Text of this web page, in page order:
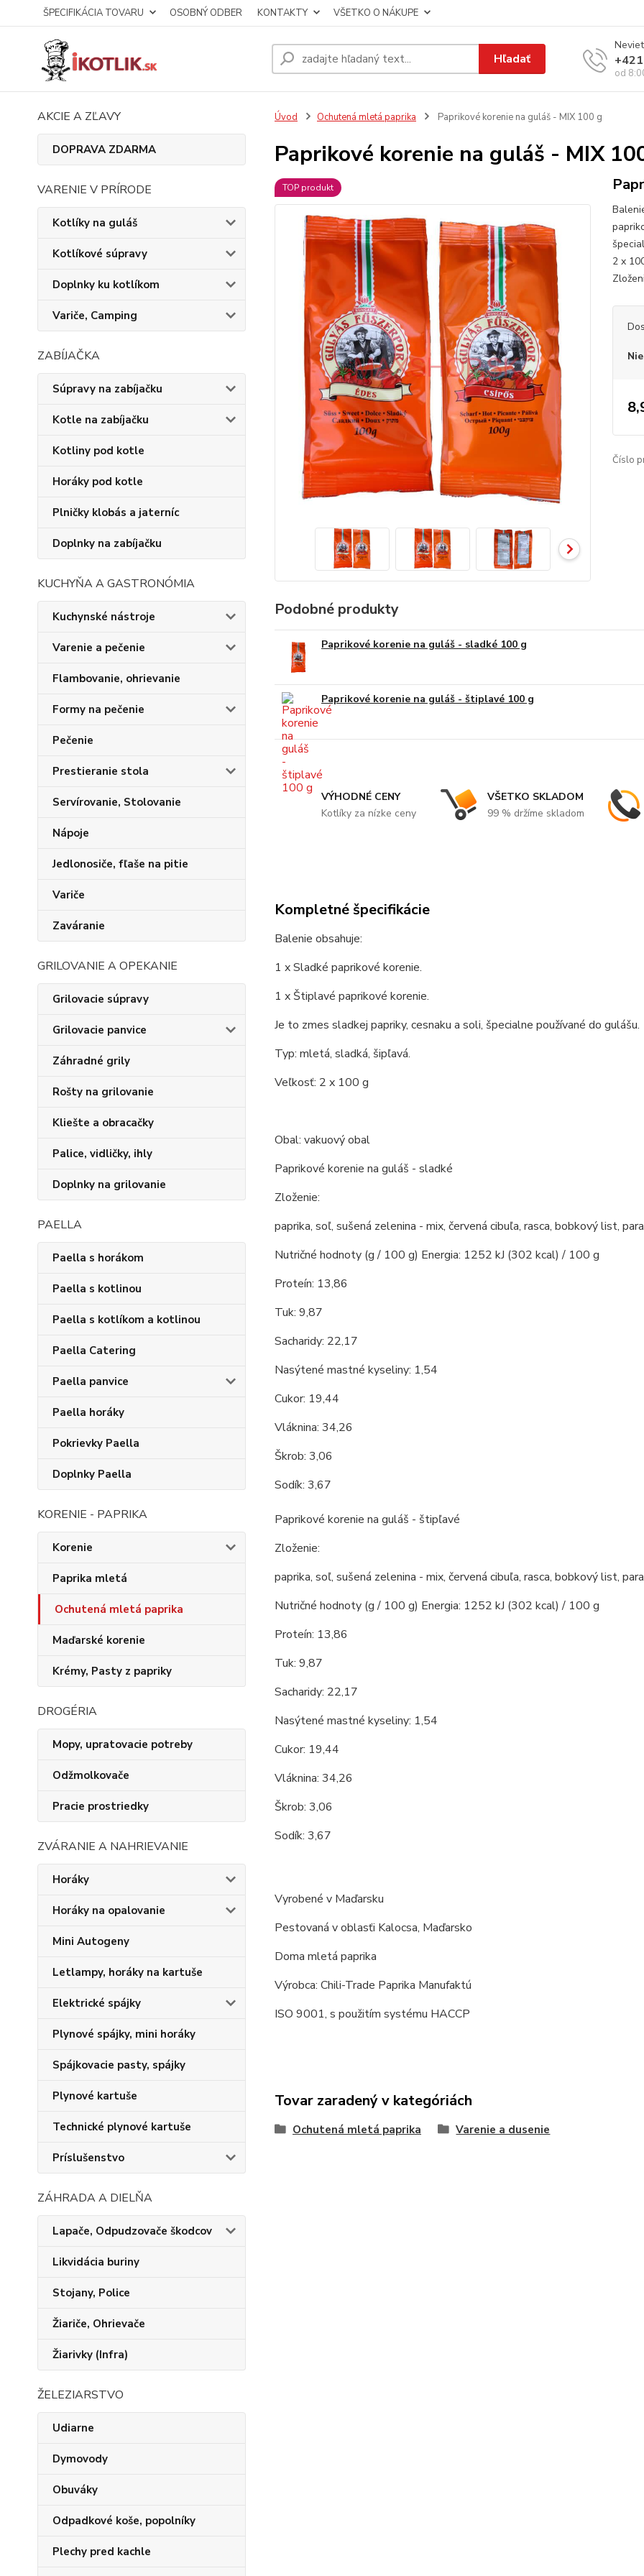
ŠPECIFIKÁCIA TOVARU OSOBNÝ ODBER KONTAKTY VŠETKO O NÁKUPE
Hľadať
od
AKCIE A ZĽAVY
DOPRAVA ZDARMA
VARENIE V PRÍRODE
Kotlíky na guláš
Kotlíkové súpravy
Doplnky ku kotlíkom
Variče, Camping
ZABÍJAČKA
Súpravy na zabíjačku
Kotle na zabíjačku
Kotliny pod kotle
Horáky pod kotle
Plničky klobás a jaterníc
Doplnky na zabíjačku
KUCHYŇA A GASTRONÓMIA
Kuchynské nástroje
Varenie a pečenie
Flambovanie, ohrievanie
Formy na pečenie
Pečenie
Prestieranie stola
Servírovanie, Stolovanie
Nápoje
Jedlonosiče, fľaše na pitie
Variče
Zaváranie
GRILOVANIE A OPEKANIE
Grilovacie súpravy
Grilovacie panvice
Záhradné grily
Rošty na grilovanie
Kliešte a obracačky
Palice, vidličky, ihly
Doplnky na grilovanie
PAELLA
Paella s horákom
Paella s kotlinou
Paella s kotlíkom a kotlinou
Paella Catering
Paella panvice
Paella horáky
Pokrievky Paella
Doplnky Paella
KORENIE - PAPRIKA
Korenie
Paprika mletá
Ochutená mletá paprika
Maďarské korenie
Krémy, Pasty z papriky
DROGÉRIA
Mopy, upratovacie potreby
Odžmolkovače
Pracie prostriedky
ZVÁRANIE A NAHRIEVANIE
Horáky
Horáky na opalovanie
Mini Autogeny
Letlampy, horáky na kartuše
Elektrické spájky
Plynové spájky, mini horáky
Spájkovacie pasty, spájky
Plynové kartuše
Technické plynové kartuše
Príslušenstvo
ZÁHRADA A DIELŇA
Lapače, Odpudzovače škodcov
Likvidácia buriny
Stojany, Police
Žiariče, Ohrievače
Žiarivky (Infra)
ŽELEZIARSTVO
Udiarne
Dymovody
Obuváky
Odpadkové koše, popolníky
Plechy pred kachle
Úvod Ochutená mletá paprika Paprikové korenie na guláš - MIX 100 g
Paprikové korenie na guláš - MIX
TOP produkt
2 x
Číslo
Podobné produkty
Paprikové korenie na guláš - sladké 100 g
Paprikové korenie na guláš - štiplavé 100 g
VÝHODNÉ CENY
Kotlíky za nízke ceny
VŠETKO SKLADOM
99 % držíme skladom
Kompletné špecifikácie
Balenie obsahuje:
1 x Sladké paprikové korenie.
1 x Štiplavé paprikové korenie.
Je to zmes sladkej papriky, cesnaku a soli, špecialne používané do gulášu.
Typ: mletá, sladká, šipľavá.
Veľkosť: 2 x 100 g
Obal: vakuový obal
Paprikové korenie na guláš - sladké
Zloženie:
paprika, soľ, sušená zelenina - mix, červená cibuľa, rasca, bobkový list,
Nutričné hodnoty (g / 100 g) Energia: 1252 kJ (302 kcal) / 100 g
Proteín: 13,86
Tuk: 9,87
Sacharidy: 22,17
Nasýtené mastné kyseliny: 1,54
Cukor: 19,44
Vláknina: 34,26
Škrob: 3,06
Sodík: 3,67
Paprikové korenie na guláš - štipľavé
Zloženie:
paprika, soľ, sušená zelenina - mix, červená cibuľa, rasca, bobkový list,
Nutričné hodnoty (g / 100 g) Energia: 1252 kJ (302 kcal) / 100 g
Proteín: 13,86
Tuk: 9,87
Sacharidy: 22,17
Nasýtené mastné kyseliny: 1,54
Cukor: 19,44
Vláknina: 34,26
Škrob: 3,06
Sodík: 3,67
Vyrobené v Maďarsku
Pestovaná v oblasťi Kalocsa, Maďarsko
Doma mletá paprika
Výrobca: Chili-Trade Paprika Manufaktú
ISO 9001, s použitím systému HACCP
Tovar zaradený v kategóriách
Ochutená mletá paprika Varenie a dusenie